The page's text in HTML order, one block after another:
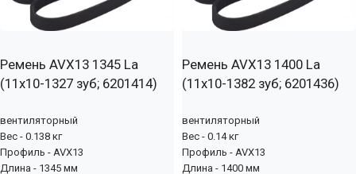
Ремень AVX13 1345 La
(11х10-1327 зуб; 6201414)
вентиляторный
Вес - 0.138 кг
Профиль - AVX13
Длина - 1345 мм
Ремень AVX13 1400 La
(11х10-1382 зуб; 6201436)
вентиляторный
Вес - 0.14 кг
Профиль - AVX13
Длина - 1400 мм